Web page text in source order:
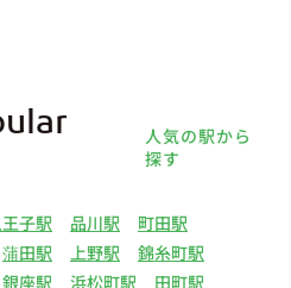
人気の駅から
探す
子駅 品川駅
町田駅
蒲田駅 上野駅
錦糸町駅
銀座駅 浜松町駅
田町駅